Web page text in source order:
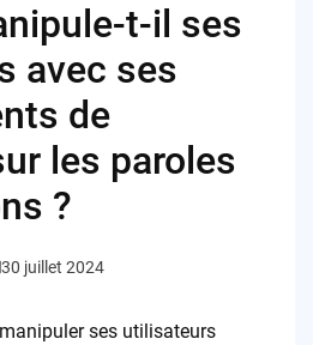
t-il ses
avec ses
de
les paroles
?
30 juillet 2024
ses utilisateurs